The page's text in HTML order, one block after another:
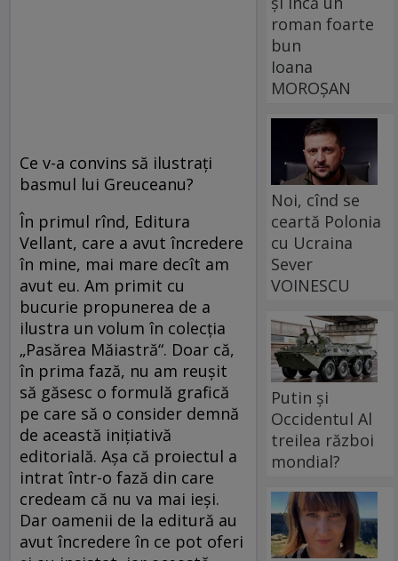
Ce v-a convins să ilustraţi
basmul lui Greuceanu?
În primul rînd, Editura
Vellant, care a avut încredere
în mine, mai mare decît am
avut eu. Am primit cu
bucurie propunerea de a
ilustra un volum în colecţia
„Pasărea Măiastră“. Doar că,
în prima fază, nu am reuşit
să găsesc o formulă grafică
pe care să o consider demnă
de această iniţiativă
editorială. Aşa că proiectul a
intrat într-o fază din care
credeam că nu va mai ieşi.
Dar oamenii de la editură au
avut încredere în ce pot oferi
roman foarte
bun
Ioana
MOROȘAN
Noi, cînd se
ceartă Polonia
cu Ucraina
Sever
VOINESCU
Putin și
Occidentul Al
treilea război
mondial?